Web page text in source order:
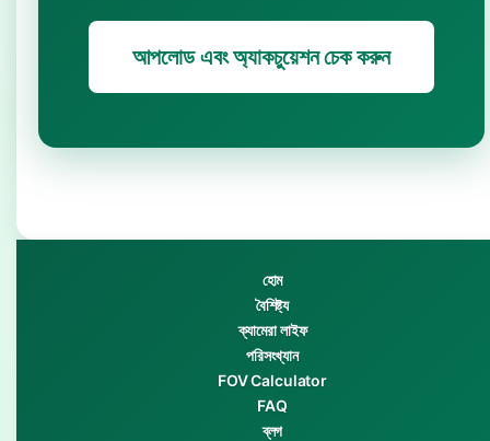
আপলোড এবং অ্যাকচুয়েশন চেক করুন
হোম
বৈশিষ্ট্য
ক্যামেরা লাইফ
পরিসংখ্যান
FOV Calculator
FAQ
ব্লগ